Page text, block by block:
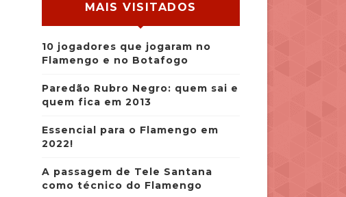
MAIS VISITADOS
10 jogadores que jogaram no
Flamengo e no Botafogo
Paredão Rubro Negro: quem sai e
quem fica em 2013
Essencial para o Flamengo em
2022!
A passagem de Tele Santana
como técnico do Flamengo